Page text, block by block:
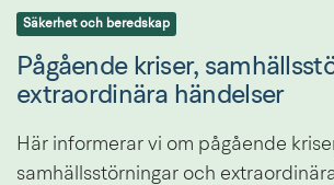
Säkerhet och beredskap
Pågående kriser,
extraordinära händelser
Här informerar vi om pågående
samhällsstörningar och